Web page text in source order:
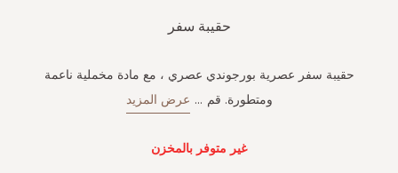
حقيبة سفر
حقيبة سفر عصرية بورجوندي عصري ، مع مادة مخملية ناعمة
ومتطورة. قم ... عرض المزيد
غير متوفر بالمخزن